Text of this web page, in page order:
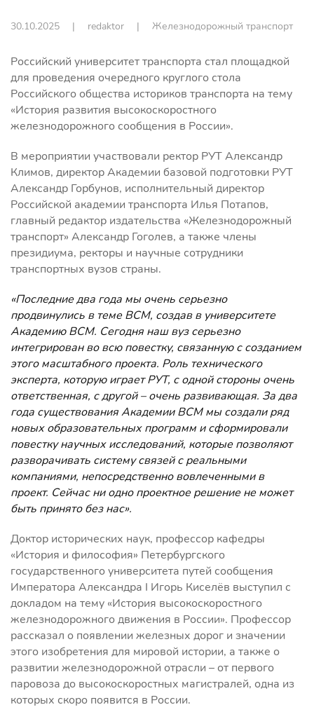
30.10.2025 | redaktor | Железнодорожный транспорт
Российский университет транспорта стал площадкой
для проведения очередного круглого стола
Российского общества историков транспорта на тему
«История развития высокоскоростного
железнодорожного сообщения в России».
В мероприятии участвовали ректор РУТ Александр
Климов, директор Академии базовой подготовки РУТ
Александр Горбунов, исполнительный директор
Российской академии транспорта Илья Потапов,
главный редактор издательства «Железнодорожный
транспорт» Александр Гоголев, а также члены
президиума, ректоры и научные сотрудники
транспортных вузов страны.
«Последние два года мы очень серьезно
продвинулись в теме ВСМ, создав в университете
Академию ВСМ. Сегодня наш вуз серьезно
интегрирован во всю повестку, связанную с созданием
этого масштабного проекта. Роль технического
эксперта, которую играет РУТ, с одной стороны очень
ответственная, с другой – очень развивающая. За два
года существования Академии ВСМ мы создали ряд
новых образовательных программ и сформировали
повестку научных исследований, которые позволяют
разворачивать систему связей с реальными
компаниями, непосредственно вовлеченными в
проект. Сейчас ни одно проектное решение не может
быть принято без нас».
Доктор исторических наук, профессор кафедры
«История и философия» Петербургского
государственного университета путей сообщения
Императора Александра I Игорь Киселёв выступил с
докладом на тему «История высокоскоростного
железнодорожного движения в России». Профессор
рассказал о появлении железных дорог и значении
этого изобретения для мировой истории, а также о
развитии железнодорожной отрасли – от первого
паровоза до высокоскоростных магистралей, одна из
которых скоро появится в России.